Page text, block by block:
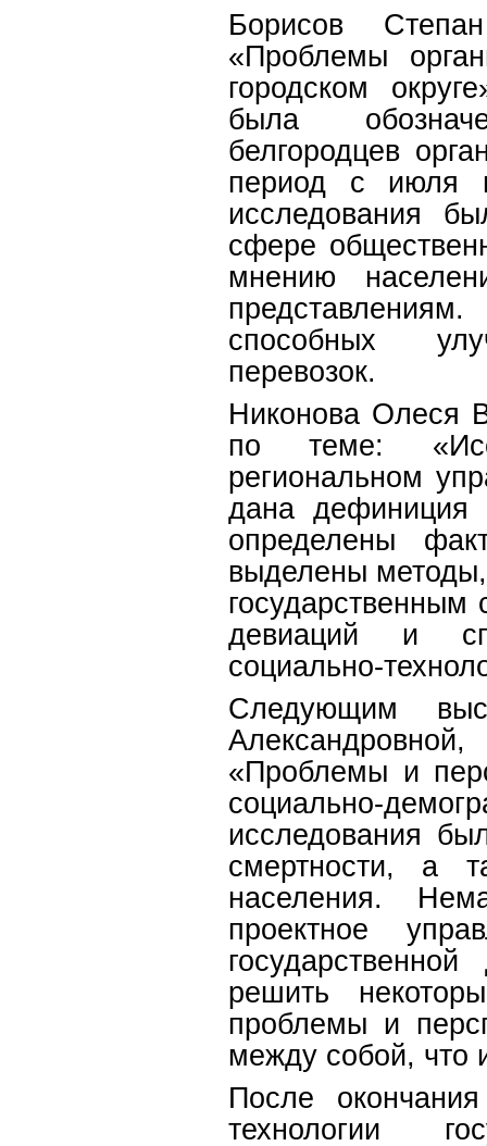
Борисов
«Проблемы
городском
была
белгородцев
период с июля
исследования
сфере
мнению
способных
перевозок.
Никонова Олеся
по теме:
региональном
дана дефиниция
определены
выделены
девиаций и
социально-
Следующим
«Проблемы и
социально-
исследования
смертности, а
населения.
проектное
решить
проблемы и
между собой, что
После
технологии